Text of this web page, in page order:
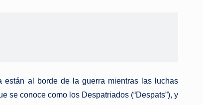
al borde de la guerra mientras las luchas
se conoce como los Despatriados (“Despats”), y